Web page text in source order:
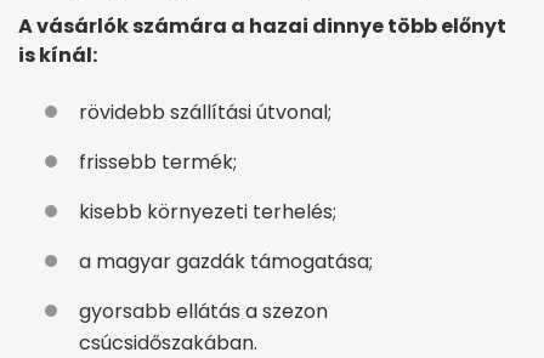
A vásárlók számára a hazai dinnye több előnyt
is kínál:
rövidebb szállítási útvonal;
frissebb termék;
kisebb környezeti terhelés;
a magyar gazdák támogatása;
gyorsabb ellátás a szezon
csúcsidőszakában.